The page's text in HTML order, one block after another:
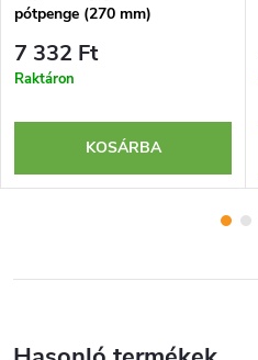
pótpenge (270 mm)
7 332 Ft
Raktáron
KOSÁRBA